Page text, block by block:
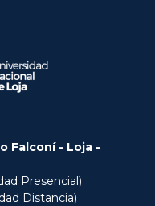
Falconí - Loja -
Presencial)
Distancia)